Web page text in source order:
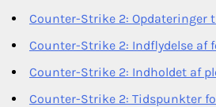
Counter-Strike 2: Opdateringer
Counter-Strike 2: Indflydelse af
Counter-Strike 2: Indholdet af
Counter-Strike 2: Tidspunkter